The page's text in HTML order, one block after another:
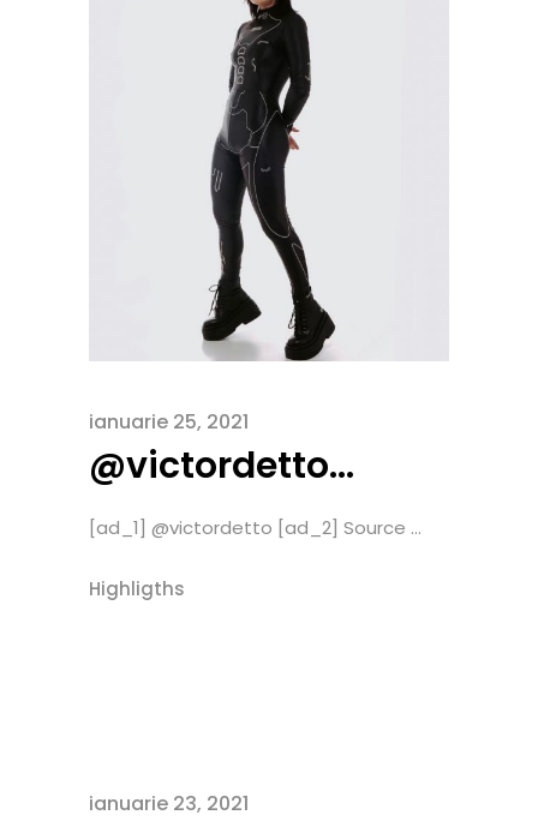
ianuarie 25, 2021
@victordetto…
[ad_1] @victordetto [ad_2] Source ...
Highligths
ianuarie 23, 2021